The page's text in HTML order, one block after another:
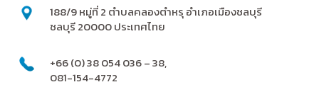
188/9 หมู่ที่ 2 ตำบลคลองตำหรุ อำเภอเมืองชลบุรี
ชลบุรี 20000 ประเทศไทย
+66 (0) 38 054 036 – 38,
081-154-4772